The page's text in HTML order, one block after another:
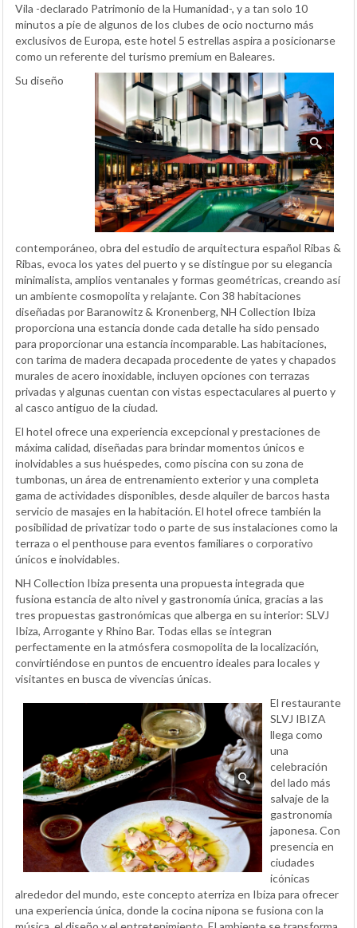
Vila -declarado Patrimonio de la Humanidad-, y a tan solo 10
minutos a pie de algunos de los clubes de ocio nocturno más
exclusivos de Europa, este hotel 5 estrellas aspira a posicionarse
como un referente del turismo premium en Baleares.
Su diseño
contemporáneo, obra del estudio de arquitectura español Ribas &
Ribas, evoca los yates del puerto y se distingue por su elegancia
minimalista, amplios ventanales y formas geométricas, creando así
un ambiente cosmopolita y relajante. Con 38 habitaciones
diseñadas por Baranowitz & Kronenberg, NH Collection Ibiza
proporciona una estancia donde cada detalle ha sido pensado
para proporcionar una estancia incomparable. Las habitaciones,
con tarima de madera decapada procedente de yates y chapados
murales de acero inoxidable, incluyen opciones con terrazas
privadas y algunas cuentan con vistas espectaculares al puerto y
al casco antiguo de la ciudad.
El hotel ofrece una experiencia excepcional y prestaciones de
máxima calidad, diseñadas para brindar momentos únicos e
inolvidables a sus huéspedes, como piscina con su zona de
tumbonas, un área de entrenamiento exterior y una completa
gama de actividades disponibles, desde alquiler de barcos hasta
servicio de masajes en la habitación. El hotel ofrece también la
posibilidad de privatizar todo o parte de sus instalaciones como la
terraza o el penthouse para eventos familiares o corporativo
únicos e inolvidables.
NH Collection Ibiza presenta una propuesta integrada que
fusiona estancia de alto nivel y gastronomía única, gracias a las
tres propuestas gastronómicas que alberga en su interior: SLVJ
Ibiza, Arrogante y Rhino Bar. Todas ellas se integran
perfectamente en la atmósfera cosmopolita de la localización,
convirtiéndose en puntos de encuentro ideales para locales y
visitantes en busca de vivencias únicas.
El restaurante
SLVJ IBIZA
llega como
una
celebración
del lado más
salvaje de la
gastronomía
japonesa. Con
presencia en
ciudades
icónicas
alrededor del mundo, este concepto aterriza en Ibiza para ofrecer
una experiencia única, donde la cocina nipona se fusiona con la